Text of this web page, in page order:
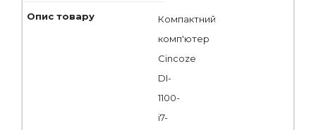
Компактний
комп'ютер
Cincoze
DI-
1100-
i7-